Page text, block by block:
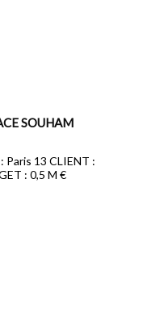
SOUHAM
Paris 13 CLIENT :
: 0,5 M €